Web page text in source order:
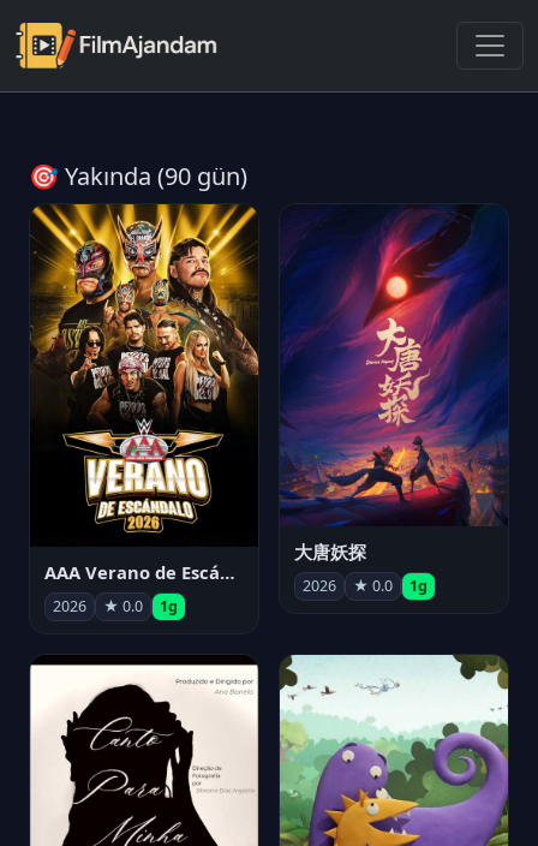
🎯 Yakında (90 gün)
AAA Verano de Escándalo 2026 - Week 3
2026 ★ 0.0 1g
大唐妖探
2026 ★ 0.0 1g